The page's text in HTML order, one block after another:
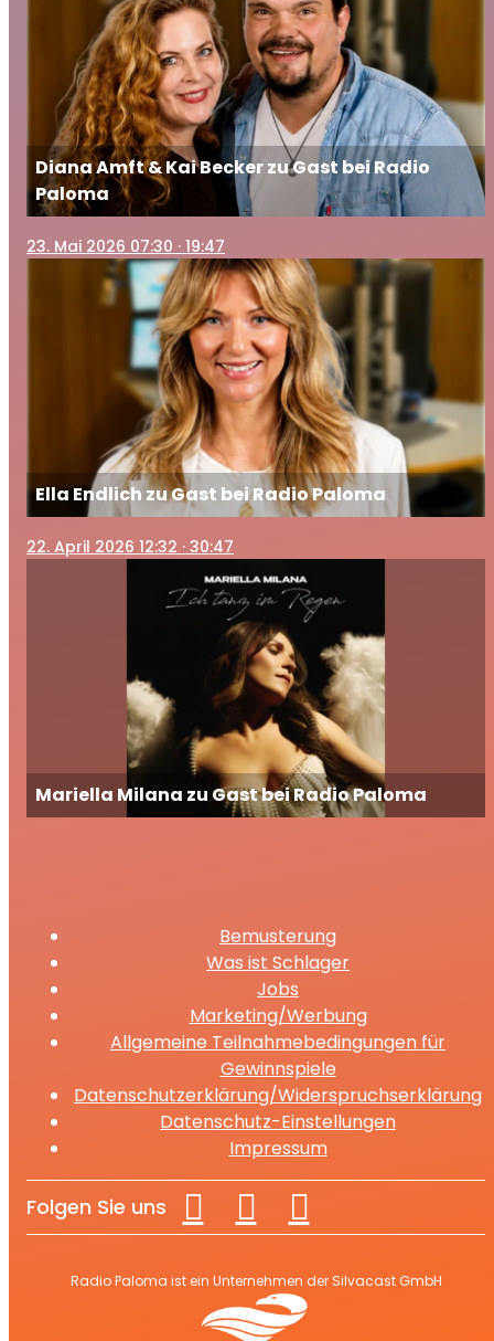
Diana Amft & Kai Becker zu Gast bei Radio
Paloma
23. Mai 2026 07:30 · 19:47
Ella Endlich zu Gast bei Radio Paloma
22. April 2026 12:32 · 30:47
Mariella Milana zu Gast bei Radio Paloma
Bemusterung
Was ist Schlager
Jobs
Marketing/Werbung
Allgemeine Teilnahmebedingungen für
Gewinnspiele
Datenschutzerklärung/Widerspruchserklärung
Datenschutz-Einstellungen
Impressum
Folgen Sie uns
Radio Paloma ist ein Unternehmen der Silvacast GmbH